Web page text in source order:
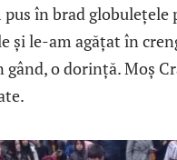
pus în brad globulețele
și le-am agățat în
o dorință. Moș